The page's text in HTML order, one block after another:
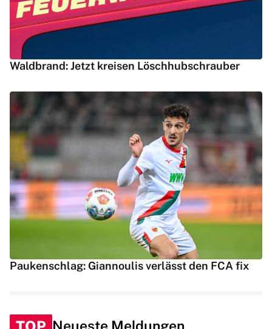
Waldbrand: Jetzt kreisen Löschhubschrauber
Paukenschlag: Giannoulis verlässt den FCA fix